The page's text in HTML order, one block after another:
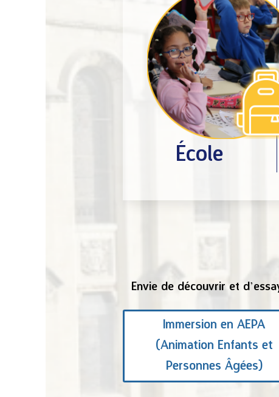
École
Envie de découvrir et
Immersion en AEPA
(Animation Enfants et
Personnes Âgées)